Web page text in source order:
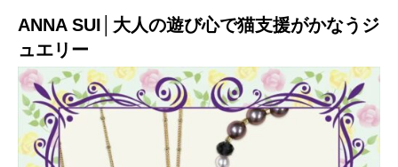
ANNA SUI│大人の遊び心で猫支援がかなうジ
ュエリー